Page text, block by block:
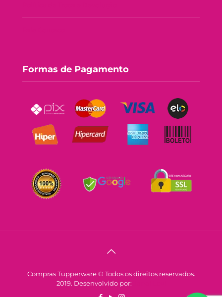
Formas de Pagamento
Compras Tupperware © Todos os direitos reservados.
2019. Desenvolvido por: